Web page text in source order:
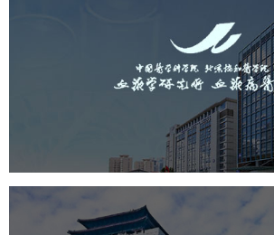
（中国医学科
医院网站建设
网站建设 网